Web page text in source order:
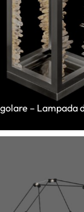
– Lampada